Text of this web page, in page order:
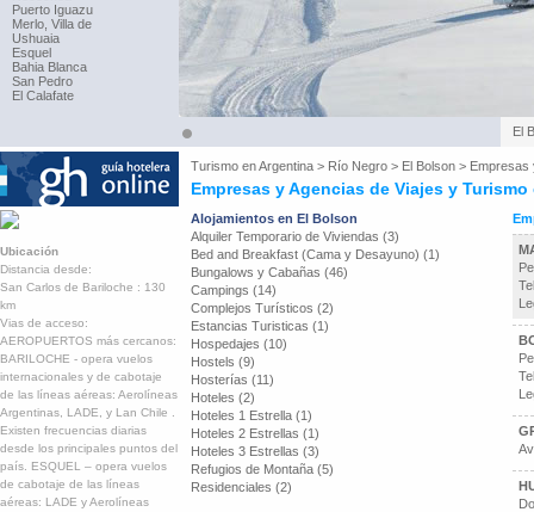
Puerto Iguazu
Merlo, Villa de
Ushuaia
Esquel
Bahia Blanca
San Pedro
El Calafate
El
Turismo enArgentina > Río Negro > El Bolson > Empresas
Empresas y Agencias de Viajes y
Ubicación
Distancia desde:
San Carlos de Bariloche : 130
km
Vias de acceso:
AEROPUERTOS más cercanos:
BARILOCHE - opera vuelos
internacionales y de cabotaje
de las líneas aéreas: Aerolíneas
Argentinas, LADE, y Lan Chile .
Existen frecuencias diarias
desde los principales puntos del
país. ESQUEL – opera vuelos
de cabotaje de las líneas
aéreas: LADE y Aerolíneas
Alojamientos en El Bolson
Alquiler Temporario de Viviendas (3)
Bed and Breakfast (Cama y Desayuno) (1)
Bungalows y Cabañas (46)
Campings (14)
Complejos Turísticos (2)
Estancias Turisticas (1)
Hospedajes (10)
Hostels (9)
Hosterías (11)
Hoteles (2)
Hoteles 1 Estrella (1)
Hoteles 2 Estrellas (1)
Hoteles 3 Estrellas (3)
Refugios de Montaña (5)
Residenciales (2)